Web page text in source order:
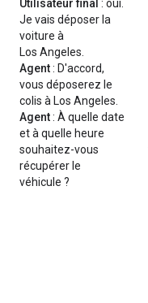
Utilisateur final : oui.
Je vais déposer la
voiture à
Los Angeles.
Agent: D'accord,
vous déposerez le
colis à Los Angeles.
Agent: À quelle date
et à quelle heure
souhaitez-vous
récupérer le
véhicule ?